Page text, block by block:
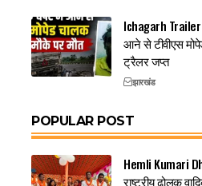
Ichagarh
आने से टीवीएस
ट्रैलर जप्त
झारखंड
POPULAR POST
Hemli Kumari
राष्ट्रीय ढोलक